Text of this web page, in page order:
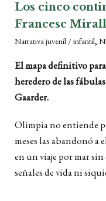
Los cinco
Francesc
Narrativa juvenil / infantil,
El mapa definitivo
heredero de las
Gaarder.
Olimpia no entiende
meses las abandonó a
en un viaje por mar
señales de vida ni